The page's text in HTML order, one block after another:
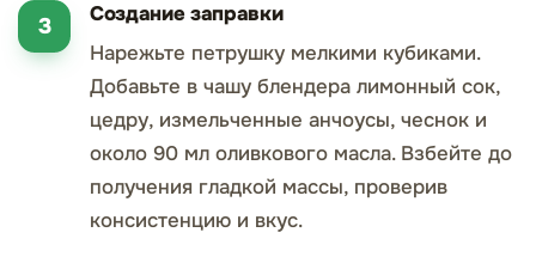
Создание заправки
Нарежьте петрушку мелкими кубиками.
Добавьте в чашу блендера лимонный сок,
цедру, измельченные анчоусы, чеснок и
около 90 мл оливкового масла. Взбейте до
получения гладкой массы, проверив
консистенцию и вкус.